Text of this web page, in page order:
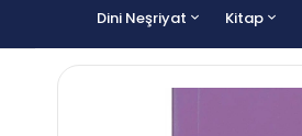
Dini Neşriyat Kitap